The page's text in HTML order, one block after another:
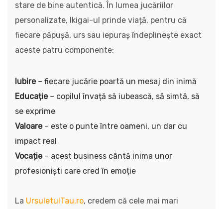
stare de bine autentică. În lumea jucăriilor
personalizate, Ikigai-ul prinde viață, pentru că
fiecare păpușă, urs sau iepuraș îndeplinește exact
aceste patru componente:
Iubire– fiecare jucărie poartă un mesaj din inimă
Educație– copilul învață să iubească, să simtă, să
se exprime
Valoare– este o punte între oameni, un dar cu
impact real
Vocație– acest business cântă inima unor
profesioniști care cred în emoție
La UrsuletulTau.ro, credem că cele mai mari